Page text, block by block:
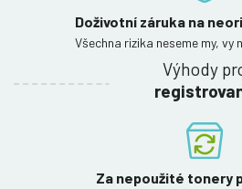
Doživotní záruka na
Všechna rizika neseme my, vy
Výhody
Za nepoužité tonery